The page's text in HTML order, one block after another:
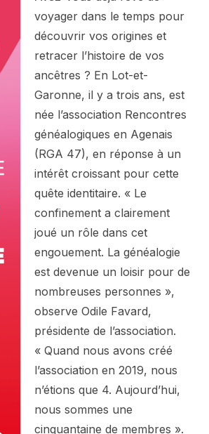
voyager dans le temps pour
découvrir vos origines et
retracer l’histoire de vos
ancêtres ? En Lot-et-
Garonne, il y a trois ans, est
née l’association Rencontres
généalogiques en Agenais
(RGA 47), en réponse à un
intérêt croissant pour cette
quête identitaire. « Le
confinement a clairement
joué un rôle dans cet
engouement. La généalogie
est devenue un loisir pour de
nombreuses personnes »,
observe Odile Favard,
présidente de l’association.
« Quand nous avons créé
l’association en 2019, nous
n’étions que 4. Aujourd’hui,
nous sommes une
cinquantaine de membres ».